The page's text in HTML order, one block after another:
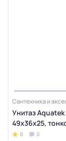
Сантехника и
Унитаз
49х36х25,
0 0